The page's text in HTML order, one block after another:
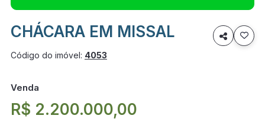
CHÁCARA EM MISSAL 
Código do imóvel: 4053
Venda
R$ 2.200.000,00